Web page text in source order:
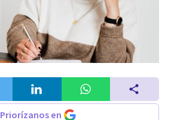
Priorízanos en